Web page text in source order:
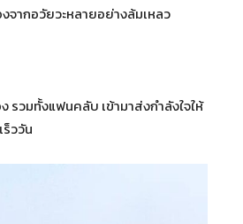
จากอวัยวะหลายอย่างล้มเหลว
วมทั้งแฟนคลับ เข้ามาส่งกำลังใจให้
ววัน